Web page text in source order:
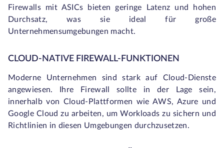
Firewalls mit ASICs bieten geringe Latenz und hohen
Durchsatz, was sie ideal für große
Unternehmensumgebungen macht.
CLOUD-NATIVE FIREWALL-FUNKTIONEN
Moderne Unternehmen sind stark auf Cloud-Dienste
angewiesen. Ihre Firewall sollte in der Lage sein,
innerhalb von Cloud-Plattformen wie AWS, Azure und
Google Cloud zu arbeiten, um Workloads zu sichern und
Richtlinien in diesen Umgebungen durchzusetzen.